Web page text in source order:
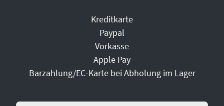
Kreditkarte
Paypal
Vorkasse
Apple Pay
Barzahlung/EC-Karte bei Abholung im Lager